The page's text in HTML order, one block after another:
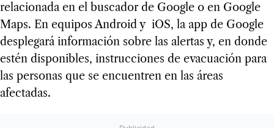
relacionada en el buscador de Google o en Google
Maps. En equipos Android y iOS, la app de Google
desplegará información sobre las alertas y, en donde
estén disponibles, instrucciones de evacuación para
las personas que se encuentren en las áreas
afectadas.